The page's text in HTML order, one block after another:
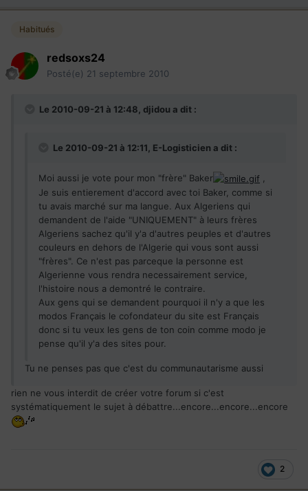
Habitués
redsoxs24
Posté(e) 21 septembre 2010
Le 2010-09-21 à 12:48, djidou a dit :
Le 2010-09-21 à 12:11, E-Logisticien a dit :
Moi aussi je vote pour mon "frère" Baker
Je suis entierement d'accord avec toi Baker, comme si
tu avais marché sur ma langue. Aux Algeriens qui
demandent de l'aide "UNIQUEMENT" à leurs frères
Algeriens sachez qu'il y'a d'autres peuples et d'autres
couleurs en dehors de l'Algerie qui vous sont aussi
"frères". Ce n'est pas parceque la personne est
Algerienne vous rendra necessairement service,
l'histoire nous a demontré le contraire.
Aux gens qui se demandent pourquoi il n'y a que les
modos Français le cofondateur du site est Français
donc si tu veux les gens de ton coin comme modo je
pense qu'il y'a des sites pour.
Tu ne penses pas que c'est du communautarisme aussi
rien ne vous interdit de créer votre forum si c'est
systématiquement le sujet à débattre...encore...encore...encore
2